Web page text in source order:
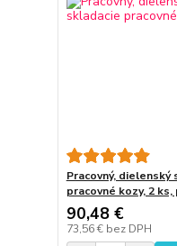
Pracovný,
pracovné kozy, 2
90,48 €
73,56 € bez DPH